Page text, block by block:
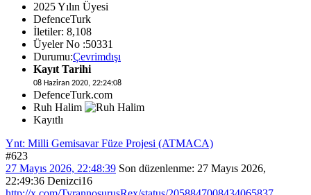
2025 Yılın Üyesi
DefenceTurk
İletiler: 8,108
Üyeler No :50331
Durumu:Çevrimdışı
Kayıt Tarihi
08 Haziran 2020, 22:24:08
DefenceTurk.com
Ruh Halim
Kayıtlı
Ynt: Milli Gemisavar Füze Projesi (ATMACA)
#623
27 Mayıs 2026, 22:48:39 Son düzenlenme: 27 Mayıs 2026,
22:49:36 Denizci16